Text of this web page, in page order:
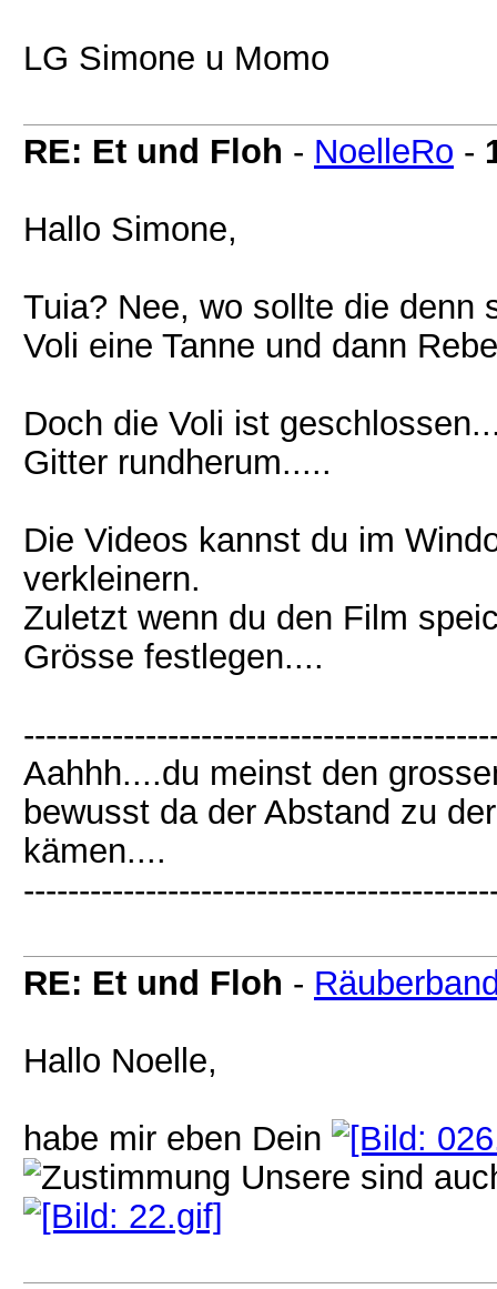
LG Simone u Momo
RE: Et und Floh - NoelleRo -
Hallo Simone,
Tuia? Nee, wo sollte die denn
Voli eine Tanne und dann
Doch die Voli ist
Gitter rundherum.....
Die Videos kannst du im
verkleinern.
Zuletzt wenn du den Film
Grösse festlegen....
Aahhh....du meinst den
bewusst da der Abstand zu
kämen....
RE: Et und Floh -
Hallo Noelle,
habe mir eben Dein
Unsere sind